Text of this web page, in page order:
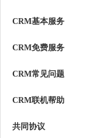
CRM基本服务
CRM免费服务
CRM常见问题
CRM联机帮助
共同协议